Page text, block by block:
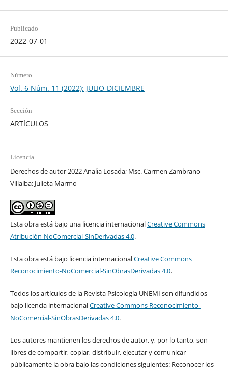
Publicado
2022-07-01
Número
Vol. 6 Núm. 11 (2022): JULIO-DICIEMBRE
Sección
ARTÍCULOS
Licencia
Derechos de autor 2022 Analia Losada; Msc. Carmen Zambrano
Villalba; Julieta Marmo
Esta obra está bajo una licencia internacionalCreative Commons
Atribución-NoComercial-SinDerivadas 4.0.
Esta obra está bajo licencia internacionalCreative Commons
Reconocimiento-NoComercial-SinObrasDerivadas 4.0.
Todos los artículos de la Revista Psicología UNEMI son difundidos
bajo licencia internacionalCreative Commons Reconocimiento-
NoComercial-SinObrasDerivadas 4.0.
Los autores mantienen los derechos de autor, y, por lo tanto, son
libres de compartir, copiar, distribuir, ejecutar y comunicar
públicamente la obra bajo las condiciones siguientes: Reconocer los